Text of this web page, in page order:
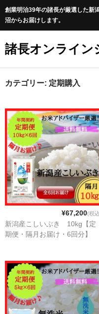
創業明治39年の諸長が厳選した新
沼からお届けします。
諸長オンライン
ホーム
全商品
魚沼産コシヒカリ
新潟米新之助
岩船産コシヒカリ
佐渡産コシヒカリ
新潟産コシヒカリ
無洗米
もち米
おすすめ商品
カテゴリー: 定期購入
¥67,200(税
新潟産こしいぶき 10kg【定
期便・隔月お届け・6回分】